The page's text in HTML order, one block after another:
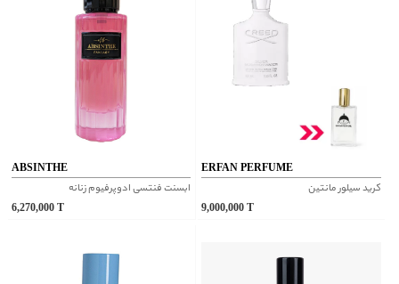
ABSINTHE
ابسنت فنتسی ادوپرفیوم زنانه
6,270,000
ERFAN PERFUME
کرید سیلور مانتین
9,000,000